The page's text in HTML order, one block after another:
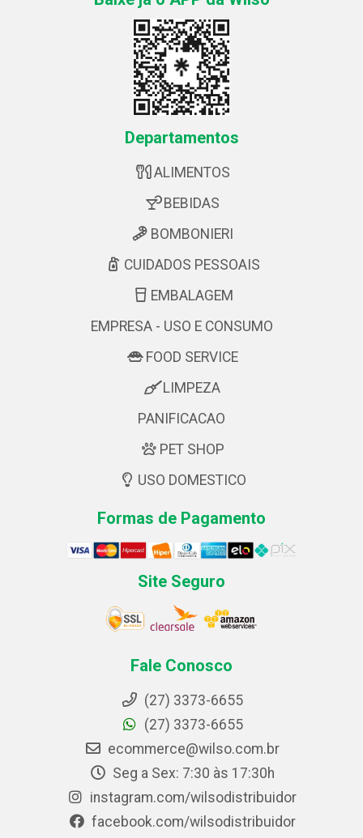
Departamentos
ALIMENTOS
BEBIDAS
BOMBONIERI
CUIDADOS PESSOAIS
EMBALAGEM
EMPRESA - USO E CONSUMO
FOOD SERVICE
LIMPEZA
PANIFICACAO
PET SHOP
USO DOMESTICO
Formas de Pagamento
Site Seguro
Fale Conosco
(27) 3373-6655
(27) 3373-6655
ecommerce@wilso.com.br
Seg a Sex: 7:30 às 17:30h
instagram.com/wilsodistribuidor
facebook.com/wilsodistribuidor